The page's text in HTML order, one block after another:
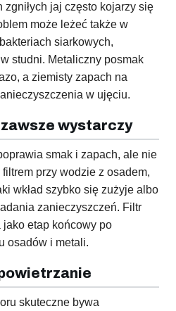
jaj często kojarzy się
może leżeć także w
siarkowych,
studni. Metaliczny posmak
a ziemisty zapach na
w ujęciu.
wystarczy
smak i zapach, ale nie
przy wodzie z osadem,
wkład szybko się zużyje albo
zanieczyszczeń. Filtr
etap końcowy po
osadów i metali.
skuteczne bywa